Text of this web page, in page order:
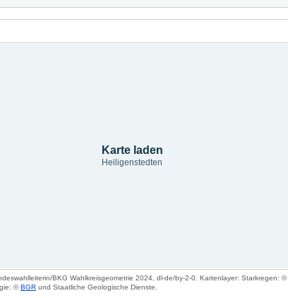
Karte laden
Heiligenstedten
BKG Wahlkreisgeometrie 2024, dl-de/by-2-0. Kartenlayer: Starkregen: ©
©BGR und Staatliche Geologische Dienste.